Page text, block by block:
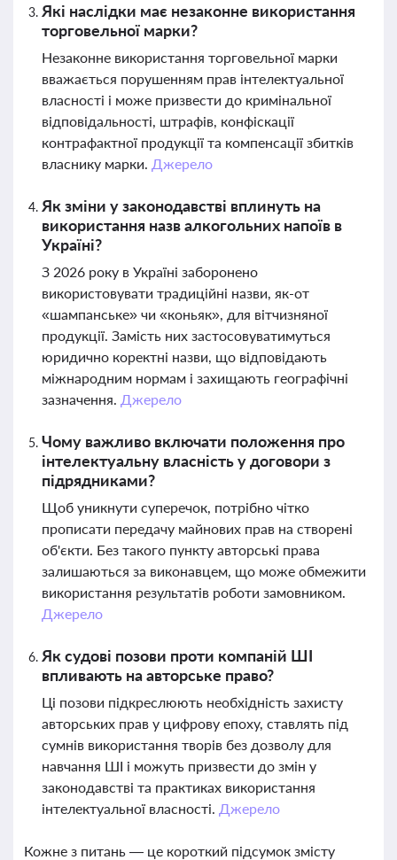
Які наслідки має незаконне використання
торговельної марки?
Незаконне використання торговельної марки
вважається порушенням прав інтелектуальної
власності і може призвести до кримінальної
відповідальності, штрафів, конфіскації
контрафактної продукції та компенсації збитків
власнику марки. Джерело
Як зміни у законодавстві вплинуть на
використання назв алкогольних напоїв в
Україні?
З 2026 року в Україні заборонено
використовувати традиційні назви, як-от
«шампанське» чи «коньяк», для вітчизняної
продукції. Замість них застосовуватимуться
юридично коректні назви, що відповідають
міжнародним нормам і захищають географічні
зазначення. Джерело
Чому важливо включати положення про
інтелектуальну власність у договори з
підрядниками?
Щоб уникнути суперечок, потрібно чітко
прописати передачу майнових прав на створені
об'єкти. Без такого пункту авторські права
залишаються за виконавцем, що може обмежити
використання результатів роботи замовником.
Джерело
Як судові позови проти компаній ШІ
впливають на авторське право?
Ці позови підкреслюють необхідність захисту
авторських прав у цифрову епоху, ставлять під
сумнів використання творів без дозволу для
навчання ШІ і можуть призвести до змін у
законодавстві та практиках використання
інтелектуальної власності. Джерело
Кожне з питань — це короткий підсумок змісту